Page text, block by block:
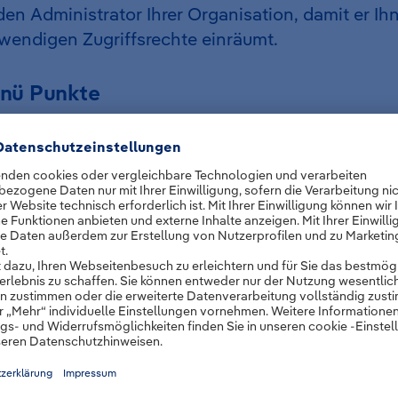
Administrator Ihrer Organisation, damit er
Zugriffsrechte einräumt.
Punkte
und Benutzer zu verwalten.
Sie aufWissensdatenbank, um
einzusehen.
SiePoints of Interest, um spezifische
Einsatzdaten abzurufen.
Profil einsehen
wird Ihnen erklärt, wie Sie Ihr